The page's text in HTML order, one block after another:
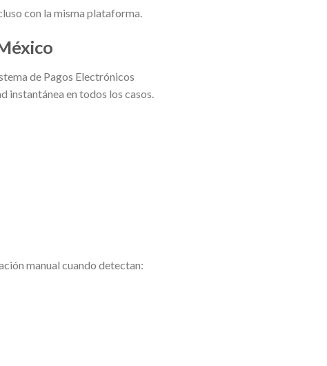
con la misma plataforma.
de Pagos Electrónicos
instantánea en todos los casos.
manual cuando detectan: